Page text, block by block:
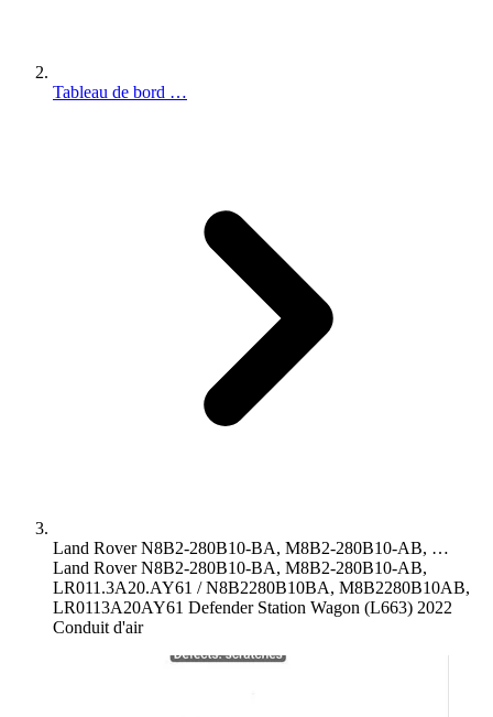
Tableau de bord …
Land Rover N8B2-280B10-BA, M8B2-280B10-AB, …
Land Rover N8B2-280B10-BA, M8B2-280B10-AB,
LR011.3A20.AY61 / N8B2280B10BA, M8B2280B10AB,
LR0113A20AY61 Defender Station Wagon (L663) 2022
Conduit d'air